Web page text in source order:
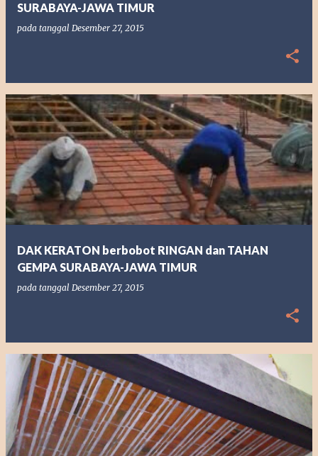
SURABAYA-JAWA TIMUR
pada tanggal Desember 27, 2015
DAK KERATON berbobot RINGAN dan TAHAN
GEMPA SURABAYA-JAWA TIMUR
pada tanggal Desember 27, 2015